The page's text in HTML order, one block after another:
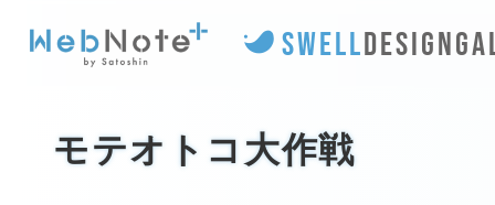
SWELLDESIGN
モテオトコ大作戦